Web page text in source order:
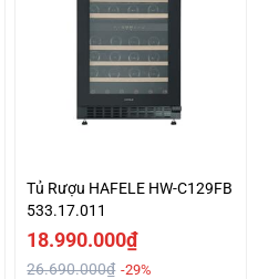
Tủ Rượu HAFELE HW-C129FB
533.17.011
18.990.000₫
26.690.000₫ -29%